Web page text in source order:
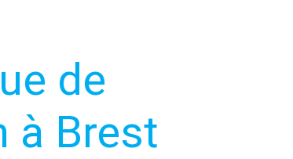
de
à Brest